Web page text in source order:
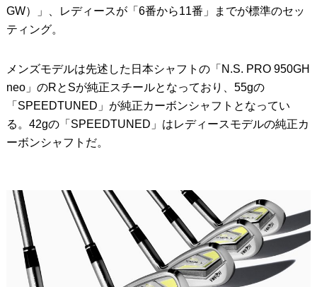
GW）」、レディースが「6番から11番」までが標準のセッ
ティング。
メンズモデルは先述した日本シャフトの「N.S. PRO 950GH
neo」のRとSが純正スチールとなっており、55gの
「SPEEDTUNED」が純正カーボンシャフトとなってい
る。42gの「SPEEDTUNED」はレディースモデルの純正カ
ーボンシャフトだ。